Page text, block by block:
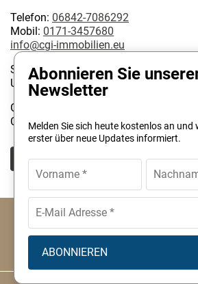
Telefon: 06842-7086292
Mobil: 0171-3457680
info@cgi-immobilien.eu
Steuernummer: 075/222/02627
USt-IdNr.: DE 314128585
Geschäftsinhaber:
Christophe Garattoni Geprüfter
© CGI Immobilien Christophe
Impressum AGB Cookies
Datenverarbeitung
Abonnieren Sie
Newsletter
Melden Sie sich heute kostenlos an und
erster über neue Updates informiert.
SEHR GUT
4,90 / 5,00
Erfahren Sie mehr